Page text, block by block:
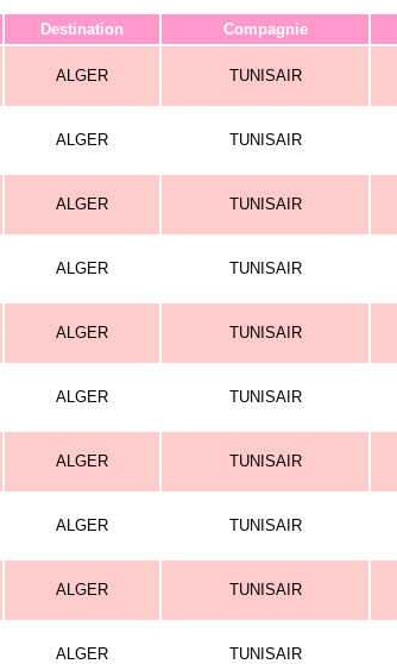
Destination Compagnie
ALGER TUNISAIR
ALGER TUNISAIR
ALGER TUNISAIR
ALGER TUNISAIR
ALGER TUNISAIR
ALGER TUNISAIR
ALGER TUNISAIR
ALGER TUNISAIR
ALGER TUNISAIR
ALGER TUNISAIR